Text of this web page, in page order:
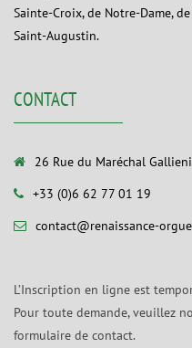
Sainte-Croix, de Notre-Dame,
Saint-Augustin.
CONTACT
26 Rue du Maréchal
+33 (0)6 62 77 01 19
contact@renaissance-
L’Inscription en ligne est
Pour toute demande, veuillez
formulaire de contact.